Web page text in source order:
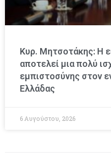
Κυρ. Μητσοτάκης: Η
αποτελεί μια πολύ
εμπιστοσύνης στον
Ελλάδας
6 Αυγούστου, 2026